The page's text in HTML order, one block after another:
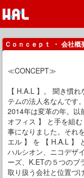
Ｃｏｎｃｅｐｔ ・ 会社概
≪CONCEPT≫
【 H.A.L 】。 聞き慣
テムの法人名なんです。
2014年は変革の年。以
オフィス 】 と手を組む
事になりました。それ
エル 】 を 【 H.A.L 】
ハルシオン、ニコデザ
ーズ、K.ETの５つのブ
取り扱う会社と位置づ